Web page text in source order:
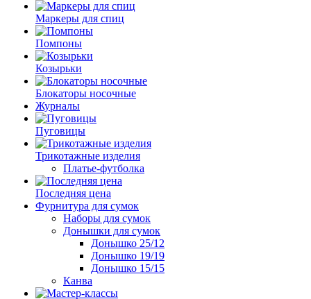
Маркеры для спиц
Помпоны
Козырьки
Блокаторы носочные
Журналы
Пуговицы
Трикотажные изделия
Платье-футболка
Последняя цена
Фурнитура для сумок
Наборы для сумок
Донышки для сумок
Донышко 25/12
Донышко 19/19
Донышко 15/15
Канва